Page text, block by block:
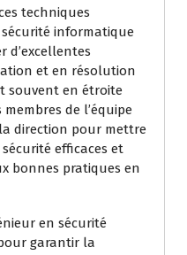
techniques
informatique
d’excellentes
et en résolution
souvent en étroite
de l’équipe
direction pour mettre
efficaces et
bonnes pratiques en
en sécurité
garantir la